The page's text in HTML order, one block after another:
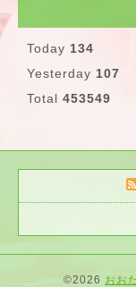
Today 134
Yesterday 107
Total 453549
©2026 おお